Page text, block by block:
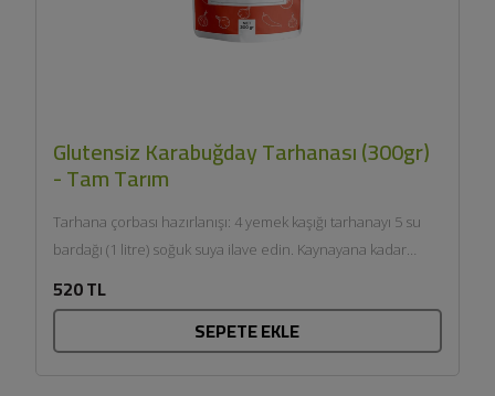
Glutensiz Karabuğday Tarhanası (300gr)
- Tam Tarım
Tarhana çorbası hazırlanışı: 4 yemek kaşığı tarhanayı 5 su
bardağı (1 litre) soğuk suya ilave edin. Kaynayana kadar
520 TL
SEPETE EKLE